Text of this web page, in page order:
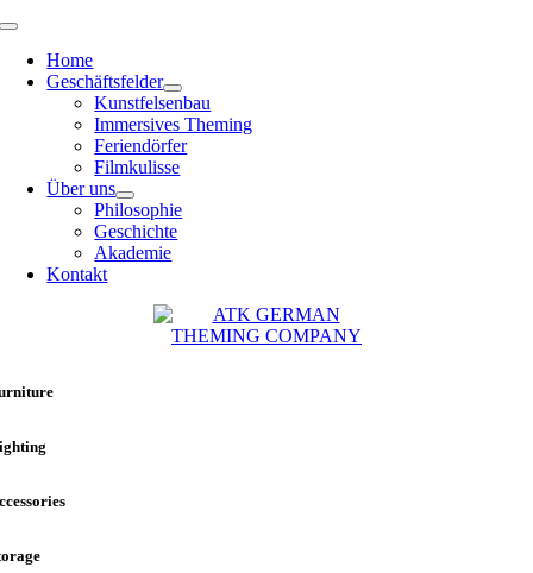
Zum
springen
Toggle
NavigationHome
Geschäftsfelder
Kunstfelsenbau
Immersives Theming
Feriendörfer
Filmkulisse
Über uns
Philosophie
Geschichte
Akademie
Kontakt